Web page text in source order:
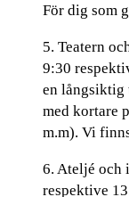
För dig som
5. Teatern
9:30
en långsiktig
med kortare
m.m). Vi
6. Ateljé och
respektive